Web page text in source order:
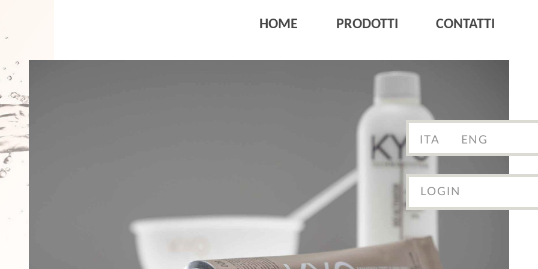
ITA ENG
LOGIN
HOME PRODOTTI CONTATTI